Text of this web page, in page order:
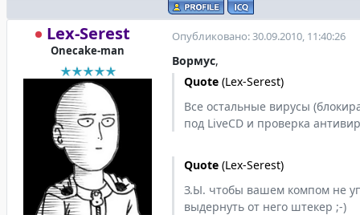
Lex-Serest
Onecake-man
Опубликовано: 30.09.2010, 11:40:26
Вормус,
Quote (Lex-Serest)
Все остальные вирусы
под LiveCD и проверка
Quote (Lex-Serest)
З.Ы. чтобы вашем компом не
выдернуть от него штекер ;-)